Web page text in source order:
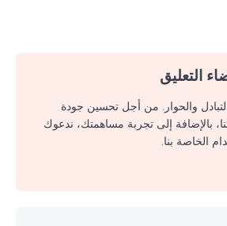
التعليق
والحوار. من أجل تحسين جودة
بالإضافة إلى تجربة مساهمتك، ندعوك
الخاصة بنا.